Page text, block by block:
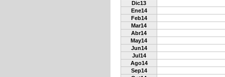
Dic13
Ene14
Feb14
Mar14
Abr14
May14
Jun14
Jul14
Ago14
Sep14